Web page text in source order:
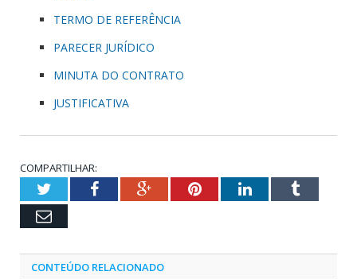
TERMO DE REFERÊNCIA
PARECER JURÍDICO
MINUTA DO CONTRATO
JUSTIFICATIVA
COMPARTILHAR:
TwitterFacebookGoogle+PinterestLinkedInTumblr
Email
CONTEÚDO RELACIONADO